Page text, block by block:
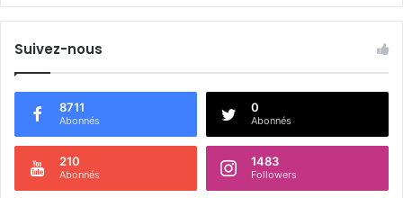
ô
e
Suivez-nous
8711
Abonnés
0
Abonnés
210
Abonnés
1483
Followers